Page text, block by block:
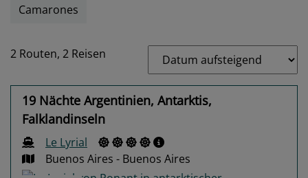
Camarones
2 Routen, 2 Reisen
19 Nächte Argentinien, Antarktis,
Falklandinseln
Le Lyrial
Buenos Aires - Buenos Aires